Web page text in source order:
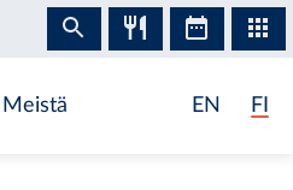
Meistä EN FI